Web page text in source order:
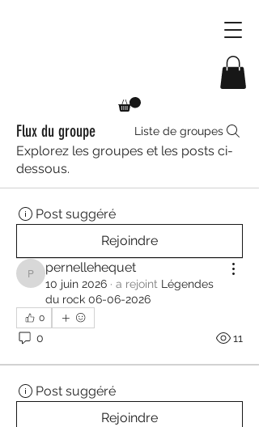
Flux du groupe Liste de groupes
Explorez les groupes et les posts ci-
dessous.
Post suggéré
Rejoindre
pernellehequet
pernellehequet
10 juin 2026 · a rejoint Légendes
du rock 06-06-2026
0
0 11
Post suggéré
Rejoindre